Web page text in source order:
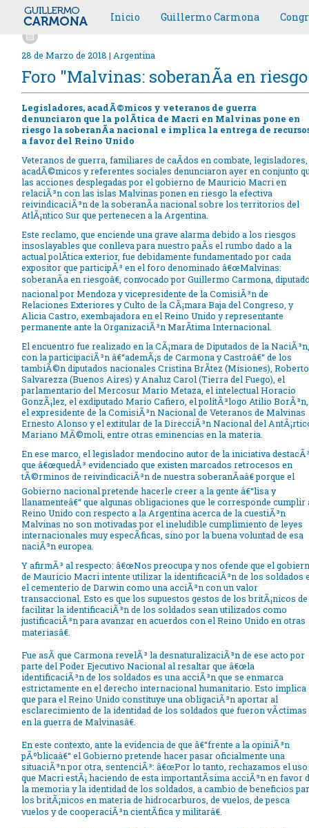
Inicio Guillermo Carmona
28 de Marzo de 2018 | Argentina
Foro "Malvinas: soberanÃ­a en
Legisladores, acadÃ©micos y veteranos de guerra
denunciaron que la polÃ­tica de Macri en Malvinas pone en
riesgo la soberanÃ­a nacional e implica la entrega de
a favor del Reino Unido
Veteranos de guerra, familiares de caÃ­dos en combate, legisladores,
acadÃ©micos y referentes sociales denunciaron ayer en conjunto
las acciones desplegadas por el gobierno de Mauricio Macri en
relaciÃ³n con las islas Malvinas ponen en riesgo la efectiva
reivindicaciÃ³n de la soberanÃ­a nacional sobre los territorios del
AtlÃ¡ntico Sur que pertenecen a la Argentina.
Este reclamo, que enciende una grave alarma debido a los riesgos
insoslayables que conlleva para nuestro paÃ­s el rumbo dado a la
actual polÃ­tica exterior, fue debidamente fundamentado por cada
expositor que participÃ³ en el foro denominado â€œMalvinas:
soberanÃ­a en riesgoâ€, convocado por Guillermo Carmona,
nacional por Mendoza y vicepresidente de la ComisiÃ³n de
Relaciones Exteriores y Culto de la CÃ¡mara Baja del Congreso, y
Alicia Castro, exembajadora en el Reino Unido y representante
permanente ante la OrganizaciÃ³n MarÃ­tima Internacional.
El encuentro fue realizado en la CÃ¡mara de Diputados de la NaciÃ³n,
con la participaciÃ³n â€“ademÃ¡s de Carmona y Castroâ€“ de los
tambiÃ©n diputados nacionales Cristina BrÃ­tez (Misiones), Roberto
Salvarezza (Buenos Aires) y Analuz Carol (Tierra del Fuego), el
parlamentario del Mercosur Mario Metaza, el intelectual Horacio
GonzÃ¡lez, el exdiputado Mario Cafiero, el politÃ³logo Atilio BorÃ³n,
el expresidente de la ComisiÃ³n Nacional de Veteranos de Malvinas
Ernesto Alonso y el extitular de la DirecciÃ³n Nacional del
Mariano MÃ©moli, entre otras eminencias en la materia.
En ese marco, el legislador mendocino autor de la iniciativa
que â€œquedÃ³ evidenciado que existen marcados retrocesos en
tÃ©rminos de reivindicaciÃ³n de nuestra soberanÃ­aâ€ porque el
Gobierno nacional pretende hacerle creer a la gente â€“lisa y
llanamenteâ€“ que algunas obligaciones que le corresponde cumplir
Reino Unido con respecto a la Argentina acerca de la cuestiÃ³n
Malvinas no son motivadas por el ineludible cumplimiento de leyes
internacionales muy especÃ­ficas, sino por la buena voluntad de esa
naciÃ³n europea.
Y afirmÃ³ al respecto: â€œNos preocupa y nos ofende que el
de Mauricio Macri intente utilizar la identificaciÃ³n de los soldados
el cementerio de Darwin como una acciÃ³n con un valor
transaccional. Esto es que los supuestos gestos de los britÃ¡nicos de
facilitar la identificaciÃ³n de los soldados sean utilizados como
justificaciÃ³n para avanzar en acuerdos con el Reino Unido en otras
materiasâ€.
Fue asÃ­ que Carmona revelÃ³ la desnaturalizaciÃ³n de ese acto por
parte del Poder Ejecutivo Nacional al resaltar que â€œla
identificaciÃ³n de los soldados es una acciÃ³n que se enmarca
estrictamente en el derecho internacional humanitario. Esto implica
que para el Reino Unido constituye una obligaciÃ³n aportar al
esclarecimiento de la identidad de los soldados que fueron vÃ­ctimas
en la guerra de Malvinasâ€.
En este contexto, ante la evidencia de que â€“frente a la opiniÃ³n
pÃºblicaâ€“ el Gobierno pretende hacer pasar oficialmente una
situaciÃ³n por otra, sentenciÃ³: â€œPor lo tanto, rechazamos el uso
que Macri estÃ¡ haciendo de esta importantÃ­sima acciÃ³n en favor
la memoria y la identidad de los soldados, a cambio de beneficios
los britÃ¡nicos en materia de hidrocarburos, de vuelos, de pesca
vuelos y de cooperaciÃ³n cientÃ­fica y militarâ€.